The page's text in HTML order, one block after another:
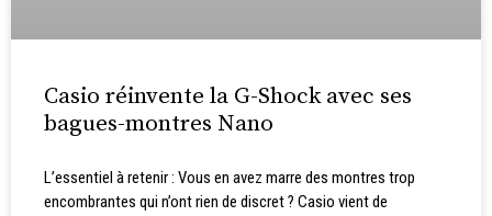
Casio réinvente la G-Shock avec ses
bagues-montres Nano
L’essentiel à retenir : Vous en avez marre des montres trop
encombrantes qui n’ont rien de discret ? Casio vient de